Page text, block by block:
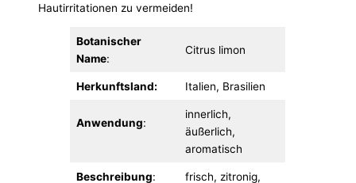
Hautirritationen zu vermeiden!
Botanischer
Name:
Citrus limon
Herkunftsland: Italien, Brasilien
Anwendung:
innerlich,
äußerlich,
aromatisch
Beschreibung:
frisch, zitronig,